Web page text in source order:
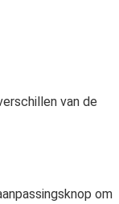
van de
om